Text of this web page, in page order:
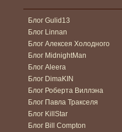
Блог Gulid13
Блог Linnan
Блог Алексея Холодного
Блог MidnightMan
Блог Aleera
Блог DimaKIN
Блог Роберта Виллэна
Блог Павла Тракселя
Блог KillStar
Блог Bill Compton